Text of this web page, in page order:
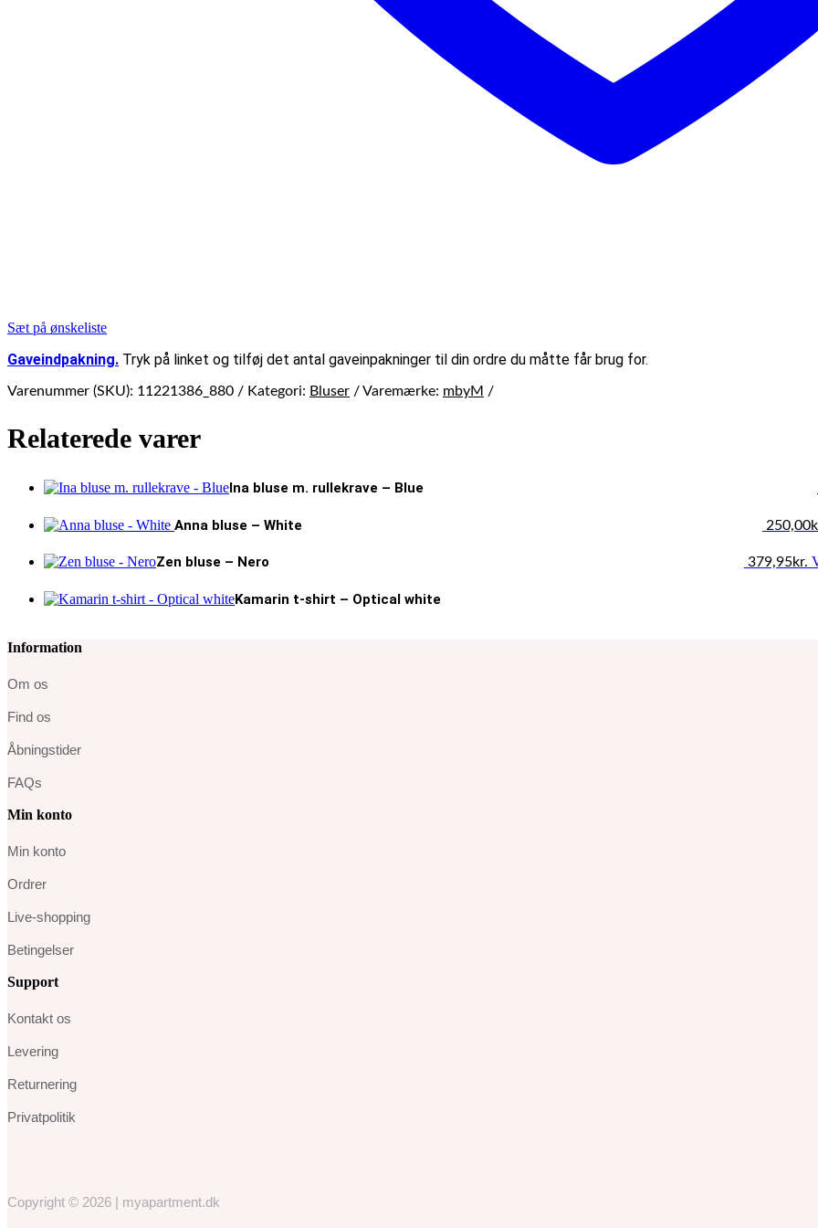
Sæt på ønskeliste
Gaveindpakning. Tryk på linket og tilføj det antal gaveinpakninger til din ordre du måtte får brug for.
Varenummer (SKU): 11221386_880 Kategori: Bluser Varemærke: mbyM
Relaterede varer
Ina bluse m. rullekrave – Blue
Anna bluse – White 250,00
Zen bluse – Nero 379,95kr.
Kamarin t-shirt – Optical white
Information
Om os
Find os
Åbningstider
FAQs
Min konto
Min konto
Ordrer
Live-shopping
Betingelser
Support
Kontakt os
Levering
Returnering
Privatpolitik
Copyright © 2026 | myapartment.dk